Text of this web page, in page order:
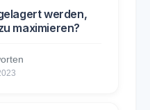
werden,
maximieren?